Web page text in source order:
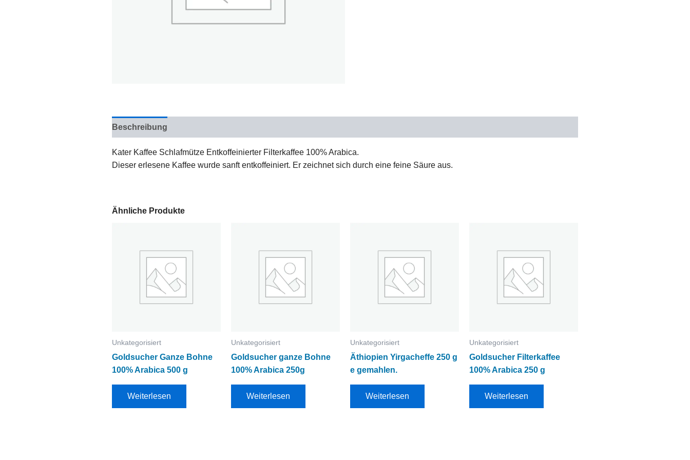
Beschreibung
Kater Kaffee Schlafmütze Entkoffeinierter Filterkaffee 100% Arabica.
Dieser erlesene Kaffee wurde sanft entkoffeiniert. Er zeichnet sich durch eine feine Säure aus.
Ähnliche Produkte
Unkategorisiert
Goldsucher Ganze Bohne
100% Arabica 500 g
Weiterlesen
Unkategorisiert
Goldsucher ganze Bohne
100% Arabica 250g
Weiterlesen
Unkategorisiert
Äthiopien Yirgacheffe 250 g
e gemahlen.
Weiterlesen
Unkategorisiert
Goldsucher Filterkaffee
100% Arabica 250 g
Weiterlesen